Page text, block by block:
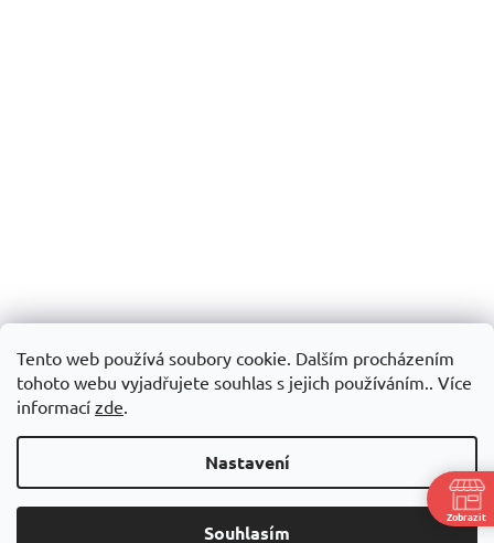
Tento web používá soubory cookie. Dalším procházením
tohoto webu vyjadřujete souhlas s jejich používáním.. Více
informací zde.
Nastavení
Souhlasím
Zobrazit